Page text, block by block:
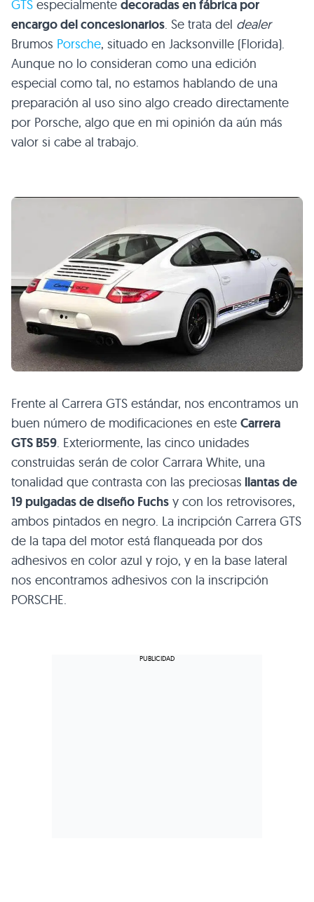
GTS especialmente decoradas en fábrica por
encargo del concesionarios . Se trata del dealer
Brumos Porsche, situado en Jacksonville (Florida).
Aunque no lo consideran como una edición
especial como tal, no estamos hablando de una
preparación al uso sino algo creado directamente
por Porsche, algo que en mi opinión da aún más
valor si cabe al trabajo.
Frente al Carrera GTS estándar, nos encontramos un
buen número de modificaciones en este Carrera
GTS B59. Exteriormente, las cinco unidades
construidas serán de color Carrara White, una
tonalidad que contrasta con las preciosas llantas de
19 pulgadas de diseño Fuchs y con los retrovisores,
ambos pintados en negro. La incripción Carrera GTS
de la tapa del motor está flanqueada por dos
adhesivos en color azul y rojo, y en la base lateral
nos encontramos adhesivos con la inscripción
PORSCHE.